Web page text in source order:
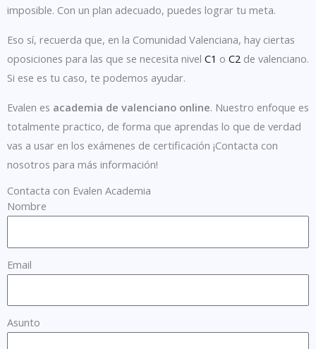
imposible. Con un plan adecuado, puedes lograr tu meta.
Eso sí, recuerda que, en la Comunidad Valenciana, hay ciertas
oposiciones para las que se necesita nivel C1 o C2 de valenciano.
Si ese es tu caso, te podemos ayudar.
Evalen es academia de valenciano online. Nuestro enfoque es
totalmente practico, de forma que aprendas lo que de verdad
vas a usar en los exámenes de certificación ¡Contacta con
nosotros para más información!
Contacta con Evalen Academia
Nombre
Email
Asunto